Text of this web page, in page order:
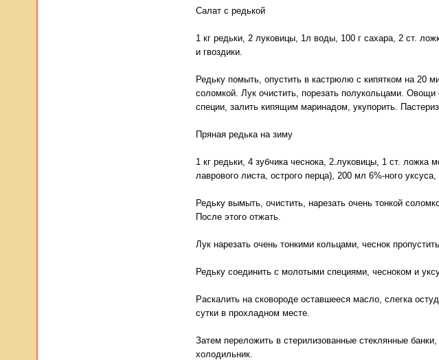
Салат с редькой
1 кг редьки, 2 луковицы, 1л воды, 100 г сахара, 2 ст.
и гвоздики.
Редьку помыть, опустить в кастрюлю с кипятком на 20
соломкой. Лук очистить, порезать полукольцами.
специи, залить кипящим маринадом, укупорить.
Пряная редька на зиму
1 кг редьки, 4 зубчика чеснока, 2.луковицы, 1 ст. ложка
лаврового листа, острого перца), 200 мл 6%-ного
Редьку вымыть, очистить, нарезать очень тонкой
После этого отжать.
Лук нарезать очень тонкими кольцами, чеснок
Редьку соединить с молотыми специями, чесноком и
Раскалить на сковороде оставшееся масло, слегка
сутки в прохладном месте.
Затем переложить в стерилизованные стеклянные
холодильник.